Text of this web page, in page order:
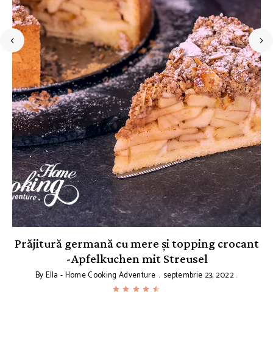
Prăjitură germană cu mere și topping crocant
-Apfelkuchen mit Streusel
ByElla - Home Cooking Adventure septembrie 23, 2022